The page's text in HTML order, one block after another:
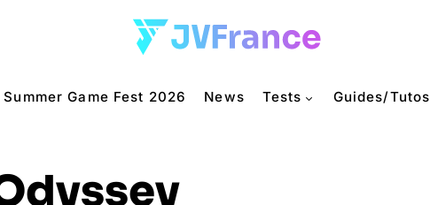
Summer Game Fest 2026 News Tests Guides/Tutos